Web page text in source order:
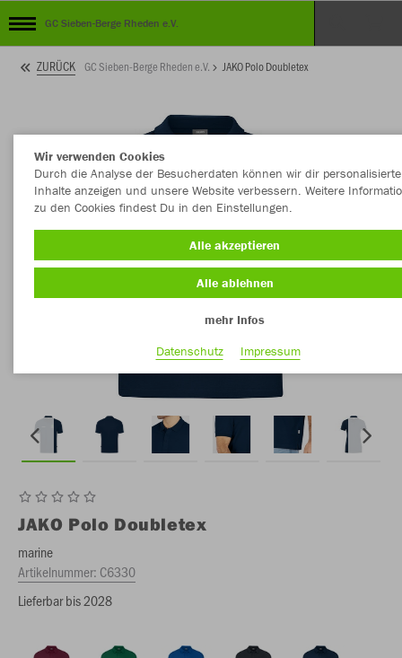
GC Sieben-Berge Rheden e.V.
ZURÜCK GC Sieben-Berge Rheden e.V. JAKO Polo Doubletex
JAKO Polo Doubletex
marine
Artikelnummer: C6330
Lieferbar bis 2028
Wir verwenden Cookies
Durch die Analyse der Besucherdaten können wir dir personalisierte
Inhalte anzeigen und unsere Website verbessern. Weitere
zu den Cookies findest Du in den Einstellungen.
Alle akzeptieren
Alle ablehnen
mehr Infos
Datenschutz
Impressum